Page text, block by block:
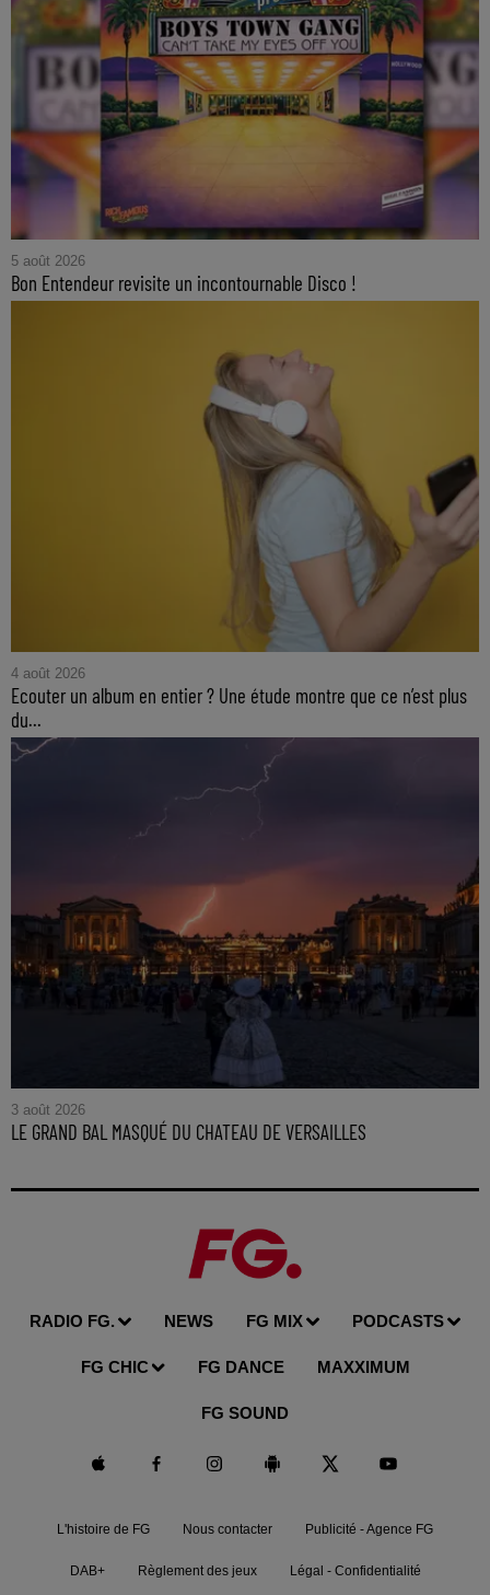
5 août 2026
Bon Entendeur revisite un incontournable Disco !
4 août 2026
Ecouter un album en entier ? Une étude montre que ce n’est plus
du...
3 août 2026
LE GRAND BAL MASQUÉ DU CHATEAU DE VERSAILLES
RADIO FG. NEWS FG MIX PODCASTS
FG CHIC FG DANCE MAXXIMUM
FG SOUND
L'histoire de FG Nous contacter Publicité - Agence FG
DAB+ Règlement des jeux Légal - Confidentialité